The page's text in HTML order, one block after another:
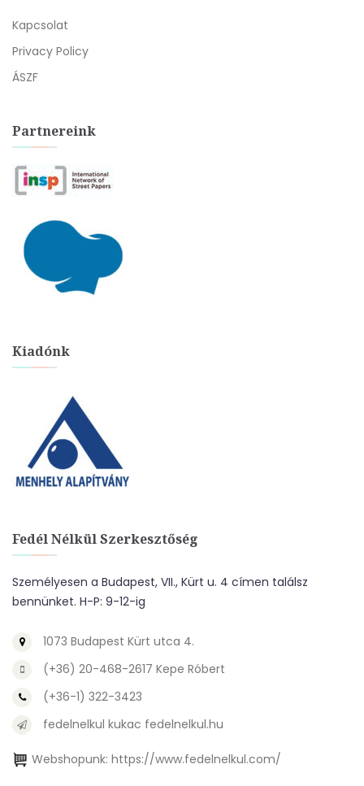
Kapcsolat
Privacy Policy
ÁSZF
Partnereink
Kiadónk
Fedél Nélkül Szerkesztőség
Személyesen a Budapest, VII., Kürt u. 4 címen találsz
bennünket. H-P: 9-12-ig
1073 Budapest Kürt utca 4.
(+36) 20-468-2617 Kepe Róbert
(+36-1) 322-3423
fedelnelkul kukac fedelnelkul.hu
Webshopunk: https://www.fedelnelkul.com/